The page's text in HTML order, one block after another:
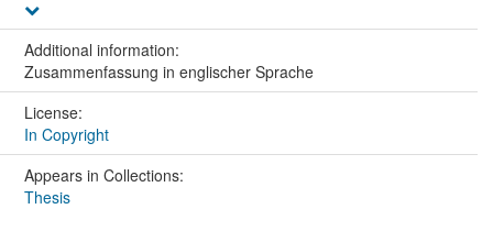
Additional information:
Zusammenfassung in englischer Sprache
License:
In Copyright
Appears in Collections:
Thesis